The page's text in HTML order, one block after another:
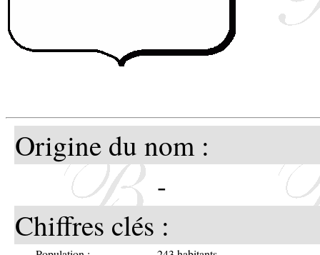
Origine du nom :
-
Chiffres clés :